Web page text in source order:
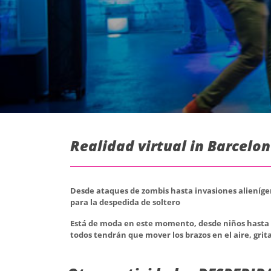
Realidad virtual in
Desde ataques de zombis hasta invasiones
para la despedida de soltero
Está de moda en este momento, desde niños
todos tendrán que mover los brazos en el aire,